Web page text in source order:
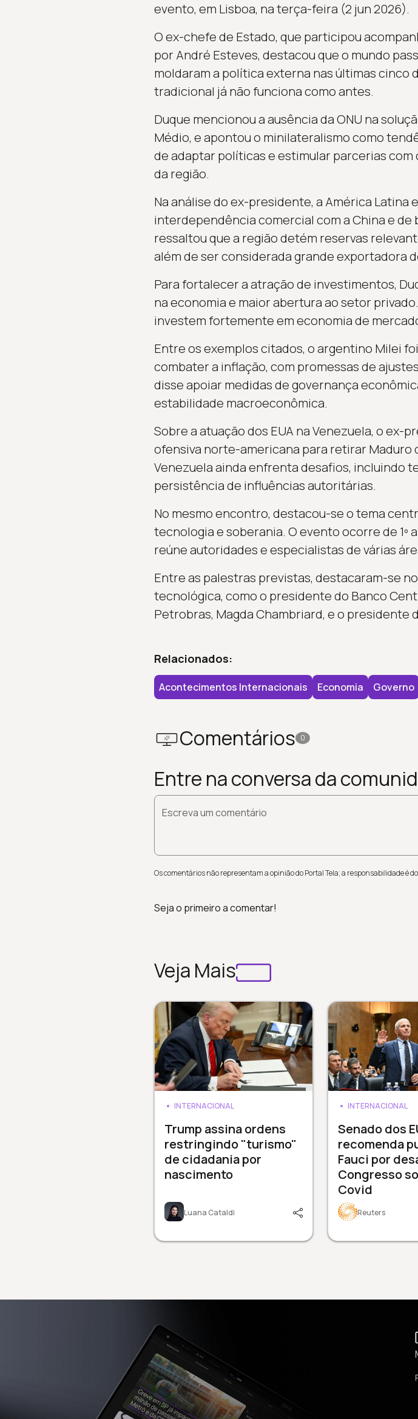
evento, em Lisboa, na terça-feira (2 jun 2026).
O ex-chefe de Estado, que participou
por André Esteves, destacou que o mundo
moldaram a política externa nas últimas cinco
tradicional já não funciona como antes.
Duque mencionou a ausência da ONU na
Médio, e apontou o minilateralismo como
de adaptar políticas e estimular parcerias
da região.
Na análise do ex-presidente, a América Latina
interdependência comercial com a China e
ressaltou que a região detém reservas
além de ser considerada grande exportadora
Para fortalecer a atração de investimentos,
na economia e maior abertura ao setor
investem fortemente em economia de
Entre os exemplos citados, o argentino Milei
combater a inflação, com promessas de
disse apoiar medidas de governança
estabilidade macroeconômica.
Sobre a atuação dos EUA na Venezuela, o
ofensiva norte-americana para retirar Maduro
Venezuela ainda enfrenta desafios, incluindo
persistência de influências autoritárias.
No mesmo encontro, destacou-se o tema
tecnologia e soberania. O evento ocorre de 1º
reúne autoridades e especialistas de várias
Entre as palestras previstas, destacaram-se
tecnológica, como o presidente do Banco
Petrobras, Magda Chambriard, e o presidente
Relacionados:
Acontecimentos Internacionais Economia Governo
Comentários 0
Entre na conversa da
Escreva um comentário
Os comentários não representam a opinião do Portal Tela; a responsabilidade é
Seja o primeiro a comentar!
Veja Mais
INTERNACIONAL
Trump assina ordens
restringindo "turismo"
de cidadania por
nascimento
Luana Cataldi
INTERNACIONAL
Senado dos
recomenda
Fauci por
Congresso
Covid
Reuters